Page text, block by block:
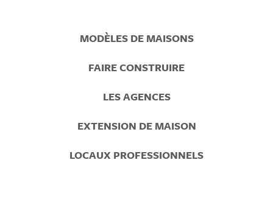
MODÈLES DE MAISONS
FAIRE CONSTRUIRE
LES AGENCES
EXTENSION DE MAISON
LOCAUX PROFESSIONNELS